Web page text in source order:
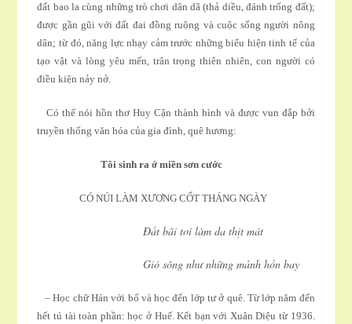
đất bao la cùng những trò chơi dân dã (thả diều, đánh trống đất);
được gần gũi với đất đai đồng ruộng và cuộc sống người nông
dân; từ đó, năng lực nhạy cảm trước những biểu hiện tinh tế của
tạo vật và lòng yêu mến, trân trọng thiên nhiên, con người có
điều kiện nảy nở.
Có thể nói hồn thơ Huy Cận thành hình và được vun đắp bởi
truyền thống văn hóa của gia đình, quê hương:
Tôi sinh ra ở miền sơn cước
CÓ NÚI LÀM XƯƠNG CỐT THÁNG NGÀY
Ðất bãi tơi làm da thịt mát
Gió sông như những mảnh hồn bay
– Học chữ Hán với bố và học đến lớp tư ở quê. Từ lớp năm đến
hết tú tài toàn phần: học ở Huế. Kết bạn với Xuân Diệu từ 1936.